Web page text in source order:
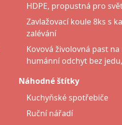
HDPE, propustná pro
Zavlažovací koule 8ks s
zalévání
Kovová živolovná past
humánní odchyt bez
Náhodné štítky
Kuchyňské spotřebiče
Ruční nářadí